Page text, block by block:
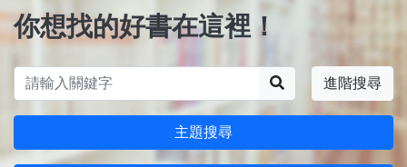
你想找的好書在這裡！
進階搜尋
主題搜尋